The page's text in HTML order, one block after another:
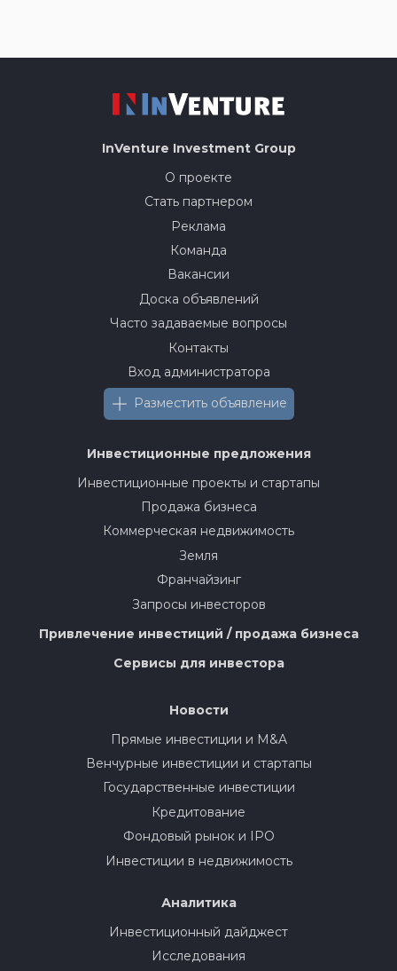
InVenture Investment Group
О проекте
Стать партнером
Реклама
Команда
Вакансии
Доска объявлений
Часто задаваемые вопросы
Контакты
Вход администратора
Разместить объявление
Инвестиционные предложения
Инвестиционные проекты и стартапы
Продажа бизнеса
Коммерческая недвижимость
Земля
Франчайзинг
Запросы инвесторов
Привлечение инвестиций / продажа бизнеса
Сервисы для инвестора
Новости
Прямые инвестиции и M&A
Венчурные инвестиции и стартапы
Государственные инвестиции
Кредитование
Фондовый рынок и IPO
Инвестиции в недвижимость
Аналитика
Инвестиционный дайджест
Исследования